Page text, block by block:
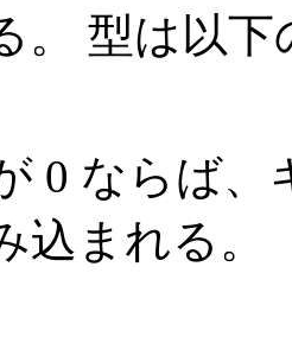
。 型は以
0 ならば、
込まれる。